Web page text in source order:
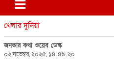
খেলার দুনিয়া
জনতার কথা ওয়েব ডেস্ক
০২ নভেম্বর, ২০২৫, ১৪:৪৯:২০